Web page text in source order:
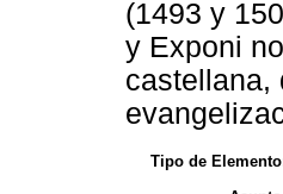
(1493 y
y Exponi
castellana,
Tipo de